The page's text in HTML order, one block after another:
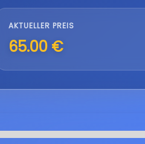
AKTUELLER PREIS
65.00 €